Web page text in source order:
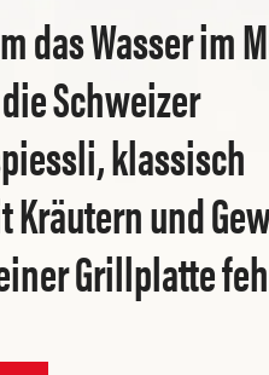
das Wasser im
Schweizer
klassisch
und
Grillplatte